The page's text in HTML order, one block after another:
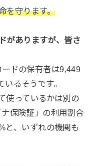
を守ります。
がありますが、皆さ
ドの保有者は9,449
るそうです。
使っているかは別の
保険証」の利用割合
と、いずれの機関も